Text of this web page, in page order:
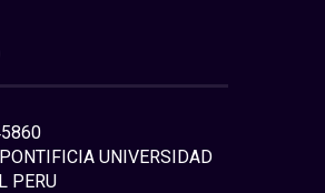
UNIVERSIDAD
PERU